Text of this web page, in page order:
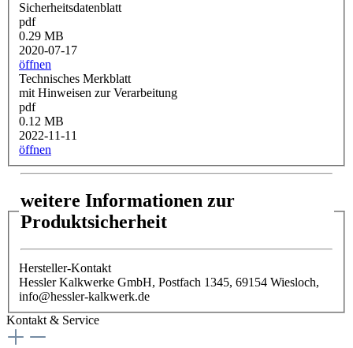
Sicherheitsdatenblatt
pdf
0.29 MB
2020-07-17
öffnen
Technisches Merkblatt
mit Hinweisen zur Verarbeitung
pdf
0.12 MB
2022-11-11
öffnen
weitere Informationen zur
Produktsicherheit
Hersteller-Kontakt
Hessler Kalkwerke GmbH, Postfach 1345, 69154 Wiesloch,
info@hessler-kalkwerk.de
Kontakt & Service